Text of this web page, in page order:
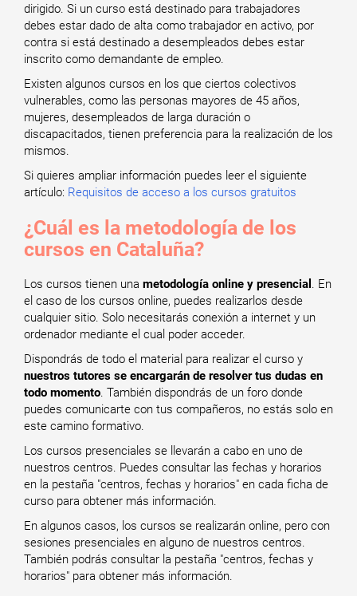
dirigido. Si un curso está destinado para trabajadores
debes estar dado de alta como trabajador en activo, por
contra si está destinado a desempleados debes estar
inscrito como demandante de empleo.
Existen algunos cursos en los que ciertos colectivos
vulnerables, como las personas mayores de 45 años,
mujeres, desempleados de larga duración o
discapacitados, tienen preferencia para la realización de los
mismos.
Si quieres ampliar información puedes leer el siguiente
artículo: Requisitos de acceso a los cursos gratuitos
¿Cuál es la metodología de los
cursos en Cataluña?
Los cursos tienen una metodología online y presencial . En
el caso de los cursos online, puedes realizarlos desde
cualquier sitio. Solo necesitarás conexión a internet y un
ordenador mediante el cual poder acceder.
Dispondrás de todo el material para realizar el curso y
nuestros tutores se encargarán de resolver tus dudas en
todo momento. También dispondrás de un foro donde
puedes comunicarte con tus compañeros, no estás solo en
este camino formativo.
Los cursos presenciales se llevarán a cabo en uno de
nuestros centros. Puedes consultar las fechas y horarios
en la pestaña "centros, fechas y horarios" en cada ficha de
curso para obtener más información.
En algunos casos, los cursos se realizarán online, pero con
sesiones presenciales en alguno de nuestros centros.
También podrás consultar la pestaña "centros, fechas y
horarios" para obtener más información.